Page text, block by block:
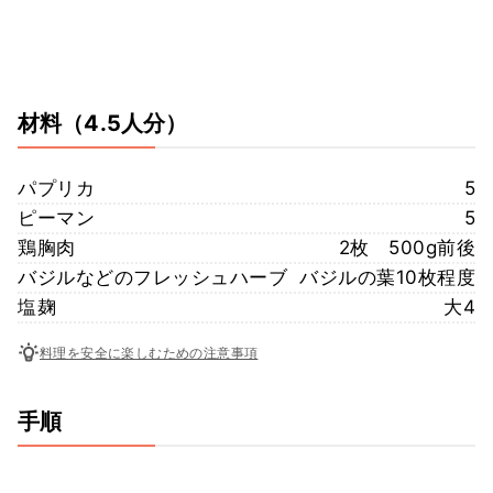
材料（4.5人分）
パプリカ
5
ピーマン
5
鶏胸肉
2枚 500g前後
バジルなどのフレッシュハーブ バジルの葉10枚程度
塩麹
大4
料理を安全に楽しむための注意事項
手順